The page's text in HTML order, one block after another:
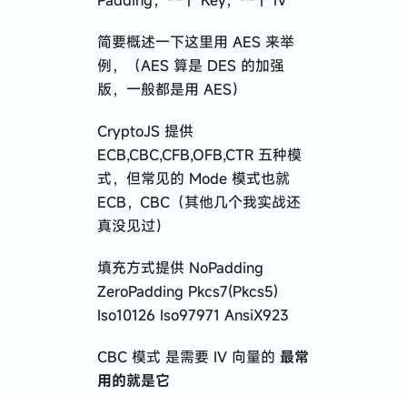
简要概述一下这里用 AES 来举
例，（AES 算是 DES 的加强
版，一般都是用 AES）
CryptoJS 提供
ECB,CBC,CFB,OFB,CTR 五种模
式，但常见的 Mode 模式也就
ECB，CBC（其他几个我实战还
真没见过）
填充方式提供 NoPadding
ZeroPadding Pkcs7(Pkcs5)
Iso10126 Iso97971 AnsiX923
CBC 模式 是需要 IV 向量的 最常
用的就是它